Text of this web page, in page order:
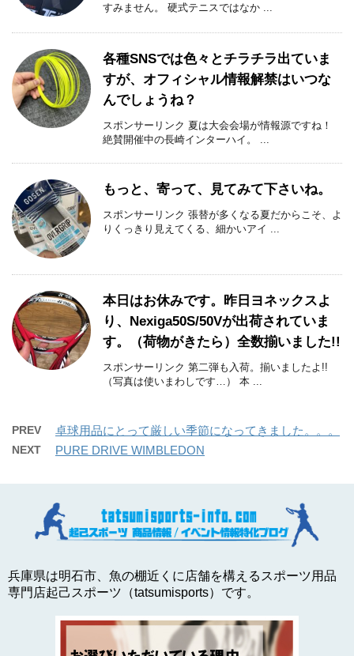
すみません。 硬式テニスではなか ...
各種SNSでは色々とチラチラ出ていま
すが、オフィシャル情報解禁はいつな
んでしょうね？
スポンサーリンク 夏は大会会場が情報源ですね！
絶賛開催中の長崎インターハイ。 ...
もっと、寄って、見てみて下さいね。
スポンサーリンク 張替が多くなる夏だからこそ、よ
りくっきり見えてくる、細かいアイ ...
本日はお休みです。昨日ヨネックスよ
り、Nexiga50S/50Vが出荷されていま
す。（荷物がきたら）全数揃いました!!
スポンサーリンク 第二弾も入荷。揃いましたよ!!
（写真は使いまわしです…） 本 ...
PREV 卓球用品にとって厳しい季節になってきました。。。
NEXT PURE DRIVE WIMBLEDON
兵庫県は明石市、魚の棚近くに店舗を構えるスポーツ用品
専門店起己スポーツ（tatsumisports）です。